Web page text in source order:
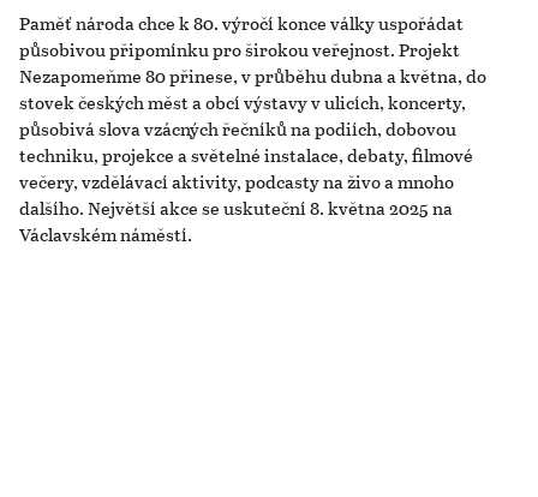
Paměť národa chce k 80. výročí konce války uspořádat
působivou připomínku pro širokou veřejnost. Projekt
Nezapomeňme 80 přinese, v průběhu dubna a května, do
stovek českých měst a obcí výstavy v ulicích, koncerty,
působivá slova vzácných řečníků na podiích, dobovou
techniku, projekce a světelné instalace, debaty, filmové
večery, vzdělávací aktivity, podcasty na živo a mnoho
dalšího. Největší akce se uskuteční 8. května 2025 na
Václavském náměstí.